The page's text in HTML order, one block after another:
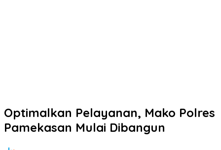
Optimalkan Pelayanan, Mako Polres
Pamekasan Mulai Dibangun